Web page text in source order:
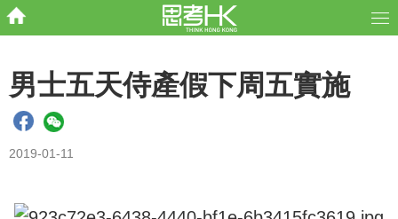
男士五天侍產假下周五實施
2019-01-11